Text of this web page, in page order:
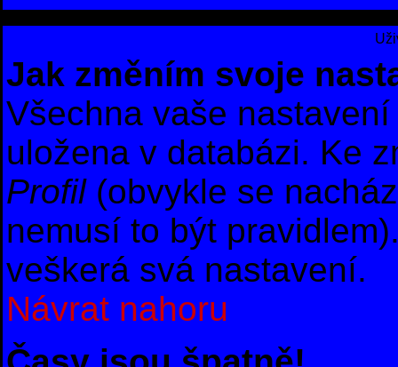
Jak změním svoje
Všechna vaše
uložena v databázi. Ke
Profil(obvykle se
nemusí to být
veškerá svá nastavení.
Návrat nahoru